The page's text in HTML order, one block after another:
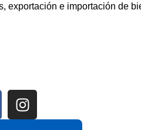
e importación de
I
n